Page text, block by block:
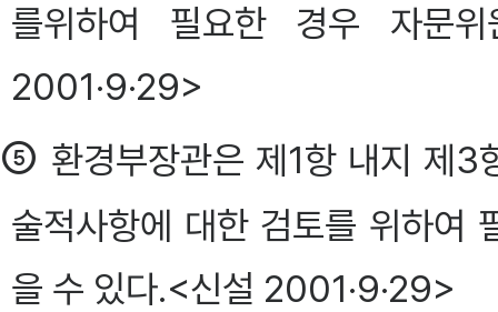
를위하여 필요한 경우 자문
2001·9·29>
⑤ 환경부장관은 제1항 내지 제
술적사항에 대한 검토를 위하여
을 수 있다.<신설 2001·9·29>